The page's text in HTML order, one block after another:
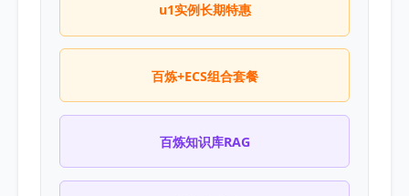
u1实例长期特惠
百炼+ECS组合套餐
百炼知识库RAG